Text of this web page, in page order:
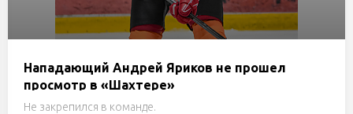
Нападающий Андрей Яриков не прошел
просмотр в «Шахтере»
Не закрепился в команде.